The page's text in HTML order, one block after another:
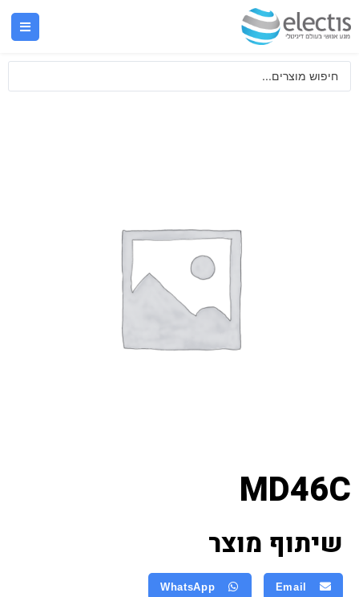
MD46C
שיתוף מוצר
Email
WhatsApp